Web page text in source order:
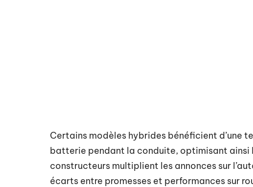
Certains modèles hybrides bénéficient d’une
batterie pendant la conduite, optimisant ainsi
constructeurs multiplient les annonces sur
écarts entre promesses et performances sur